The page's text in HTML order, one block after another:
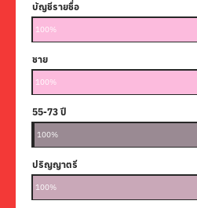
บัญชีรายชื่อ
100%
ชาย
100%
25-38 ปี
39-54 ปี
55-73 ปี
100%
ปริญญาตรี
100%